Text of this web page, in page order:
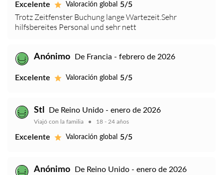
Excelente Valoración global 5/5
Trotz Zeitfenster Buchung lange Wartezeit.Sehr
hilfsbereites Personal und sehr nett
Anónimo De Francia - febrero de 2026
Excelente Valoración global 5/5
Stl De Reino Unido - enero de 2026
Viajó con la familia 18 - 24 años
Excelente Valoración global 5/5
Anónimo De Reino Unido - enero de 2026